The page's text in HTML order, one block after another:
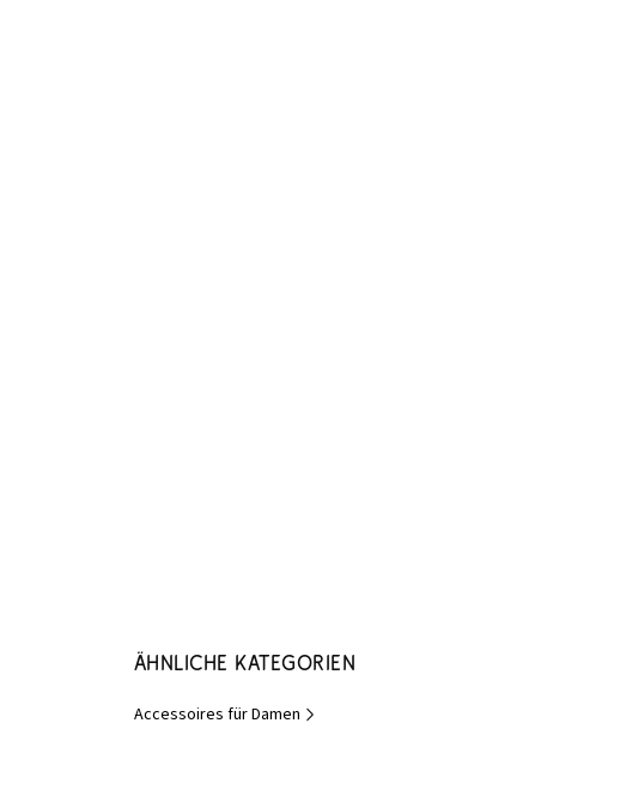
Ähnliche Kategorien
Accessoires für Damen